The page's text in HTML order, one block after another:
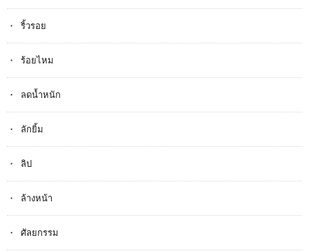
ริ้วรอย
ร้อยไหม
ลดน้ำหนัก
ลักยิ้ม
ลิป
ล้างหน้า
ศัลยกรรม